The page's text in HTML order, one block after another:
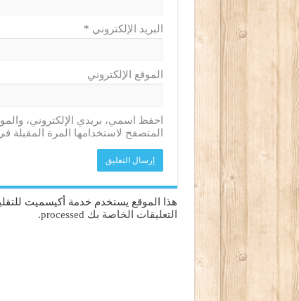
البريد الإلكتروني *
الموقع الإلكتروني
احفظ اسمي، بريدي الإلكتروني،
المتصفح لاستخدامها المرة المقبلة
هذا الموقع يستخدم خدمة أكيسميت
التعليقات الخاصة بك processed
.